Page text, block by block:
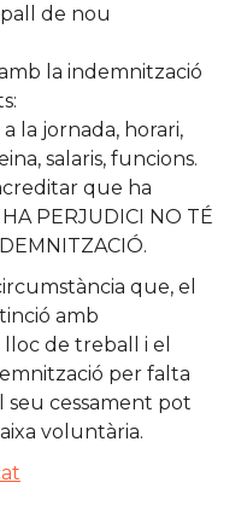
de nou
la indemnització
la jornada, horari,
salaris, funcions.
que ha
PERJUDICI NO TÉ
que, el
amb
de treball i el
per falta
seu cessament pot
voluntària.